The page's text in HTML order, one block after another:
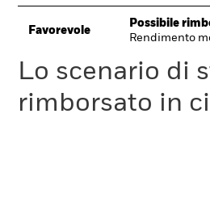
Favorevole
Possibile
Rendimento
Lo scenario di
rimborsato in